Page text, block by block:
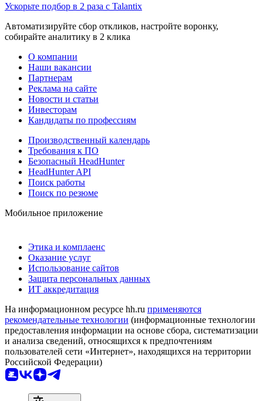
Ускорьте подбор в 2 раза с Talantix
Автоматизируйте сбор откликов, настройте воронку,
собирайте аналитику в 2 клика
О компании
Наши вакансии
Партнерам
Реклама на сайте
Новости и статьи
Инвесторам
Кандидаты по профессиям
Производственный календарь
Требования к ПО
Безопасный HeadHunter
HeadHunter API
Поиск работы
Поиск по резюме
Мобильное приложение
Этика и комплаенс
Оказание услуг
Использование сайтов
Защита персональных данных
ИТ аккредитация
На информационном ресурсе hh.ru применяются
рекомендательные технологии (информационные технологии
предоставления информации на основе сбора, систематизации
и анализа сведений, относящихся к предпочтениям
пользователей сети «Интернет», находящихся на территории
Российской Федерации)